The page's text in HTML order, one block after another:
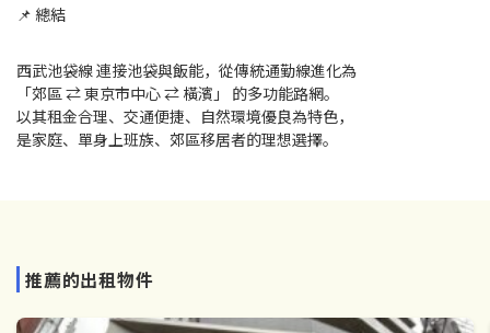
📌 總結
西武池袋線 連接池袋與飯能，從傳統通勤線進化為
「郊區 ⇄ 東京市中心 ⇄ 橫濱」 的多功能路網。
以其租金合理、交通便捷、自然環境優良為特色，
是家庭、單身上班族、郊區移居者的理想選擇。
推薦的出租物件